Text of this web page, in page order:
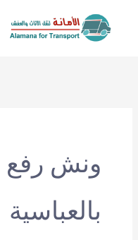
ونش
بالعباسية